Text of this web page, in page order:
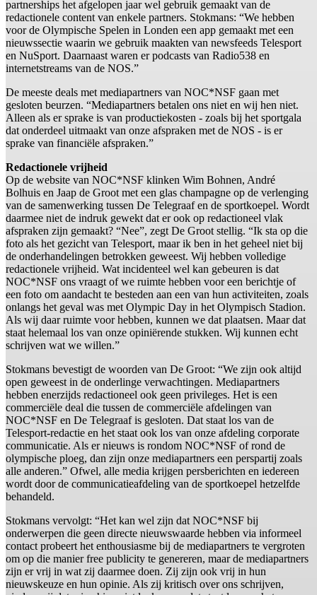
partnerships het afgelopen jaar wel gebruik gemaakt van de
redactionele content van enkele partners. Stokmans: “We hebben
voor de Olympische Spelen in Londen een app gemaakt met een
nieuwssectie waarin we gebruik maakten van newsfeeds Telesport
en NuSport. Daarnaast waren er podcasts van Radio538 en
internetstreams van de NOS.”
De meeste deals met mediapartners van NOC*NSF gaan met
gesloten beurzen. “Mediapartners betalen ons niet en wij hen niet.
Alleen als er sprake is van productiekosten - zoals bij het sportgala
dat onderdeel uitmaakt van onze afspraken met de NOS - is er
sprake van financiële afspraken.”
Redactionele vrijheid
Op de website van NOC*NSF klinken Wim Bohnen, André
Bolhuis en Jaap de Groot met een glas champagne op de verlenging
van de samenwerking tussen De Telegraaf en de sportkoepel. Wordt
daarmee niet de indruk gewekt dat er ook op redactioneel vlak
afspraken zijn gemaakt? “Nee”, zegt De Groot stellig. “Ik sta op die
foto als het gezicht van Telesport, maar ik ben in het geheel niet bij
de onderhandelingen betrokken geweest. Wij hebben volledige
redactionele vrijheid. Wat incidenteel wel kan gebeuren is dat
NOC*NSF ons vraagt of we ruimte hebben voor een berichtje of
een foto om aandacht te besteden aan een van hun activiteiten, zoals
onlangs het geval was met Olympic Day in het Olympisch Stadion.
Als wij daar ruimte voor hebben, kunnen we dat plaatsen. Maar dat
staat helemaal los van onze opiniërende stukken. Wij kunnen echt
schrijven wat we willen.”
Stokmans bevestigt de woorden van De Groot: “We zijn ook altijd
open geweest in de onderlinge verwachtingen. Mediapartners
hebben enerzijds redactioneel ook geen privileges. Het is een
commerciële deal die tussen de commerciële afdelingen van
NOC*NSF en De Telegraaf is gesloten. Dat staat los van de
Telesport-redactie en het staat ook los van onze afdeling corporate
communicatie. Als er nieuws is rondom NOC*NSF of rond de
olympische ploeg, dan zijn onze mediapartners een perspartij zoals
alle anderen.” Ofwel, alle media krijgen persberichten en iedereen
wordt door de communicatieafdeling van de sportkoepel hetzelfde
behandeld.
Stokmans vervolgt: “Het kan wel zijn dat NOC*NSF bij
onderwerpen die geen directe nieuwswaarde hebben via informeel
contact probeert het enthousiasme bij de mediapartners te vergroten
om op die manier free publicity te genereren, maar de mediapartners
zijn er vrij in wat zij daarmee doen. Zij zijn ook vrij in hun
nieuwskeuze en hun opinie. Als zij kritisch over ons schrijven,